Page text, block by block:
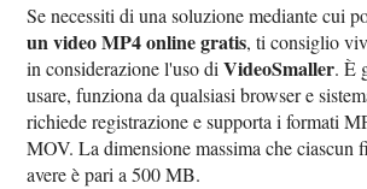
Se necessiti di una soluzione mediante cui
un video MP4 online gratis, ti consiglio
in considerazione l'uso diVideoSmaller. È
usare, funziona da qualsiasi browser e
richiede registrazione e supporta i formati
MOV. La dimensione massima che ciascun
avere è pari a 500 MB.